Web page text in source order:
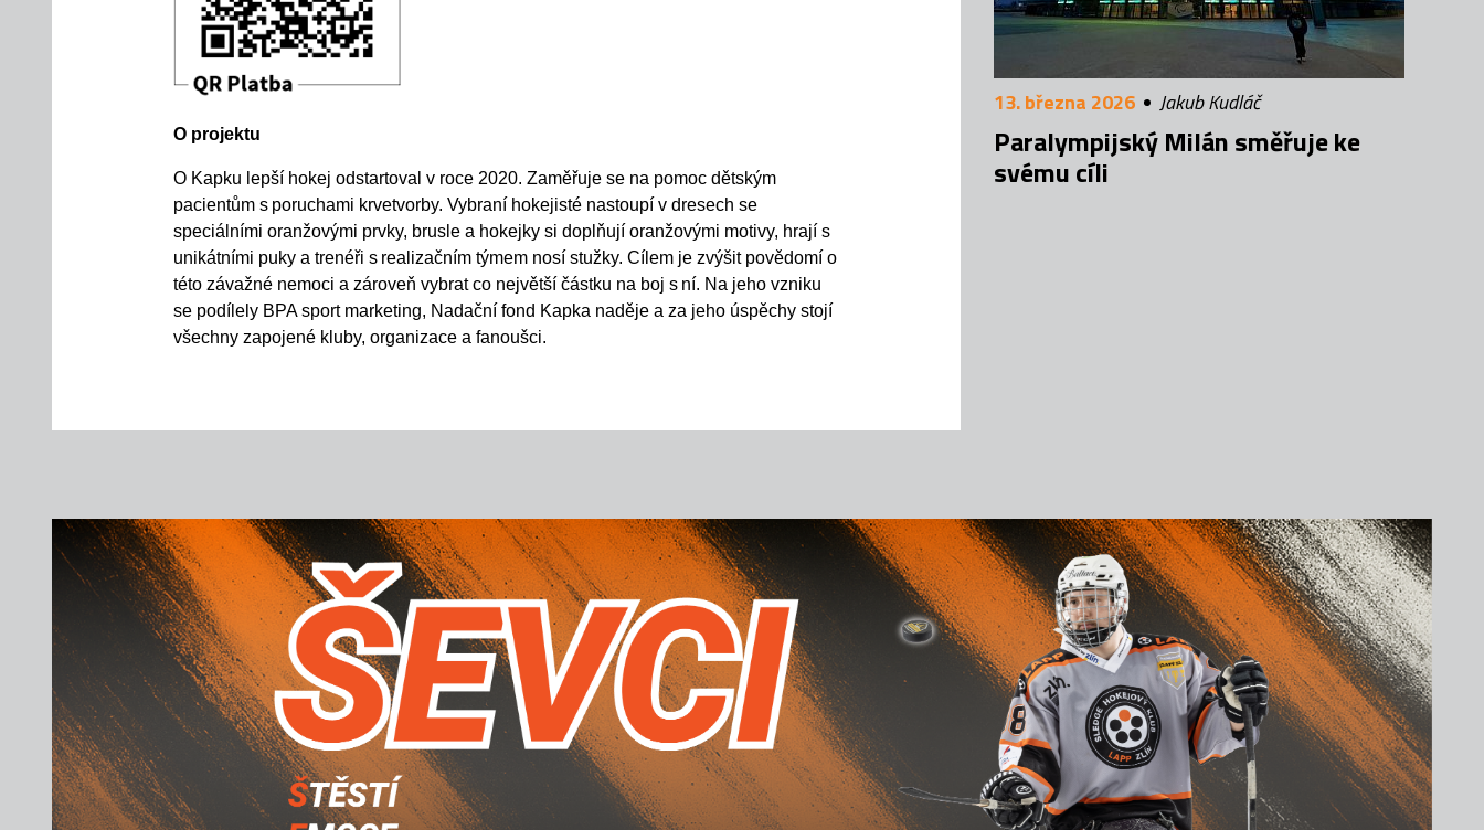
O projektu
O Kapku lepší hokej odstartoval v roce 2020. Zaměřuje se na pomoc dětským
pacientům s poruchami krvetvorby. Vybraní hokejisté nastoupí v dresech se
speciá lními oranžovými prvky, brusle a hokejky si dopl ňují oranžovými motivy, hrají s
unikátními puky a trenéři s realizačním týmem nosí stužky. Cílem je zvýšit povědomí o
této závažné nemoci a zároveň vybrat co největší částku na boj s ní. Na jeho vzniku
se podílely BPA sport marketing, Nadační fond Kapka naděje a za jeho úspěchy stojí
všechny zapojené kluby, organizace a fanoušci.
13. března 2026 Jakub Kudláč
Paralympijský Milán směřuje ke
svému cíli